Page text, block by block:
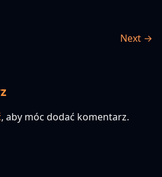
Next →
, aby móc dodać komentarz.